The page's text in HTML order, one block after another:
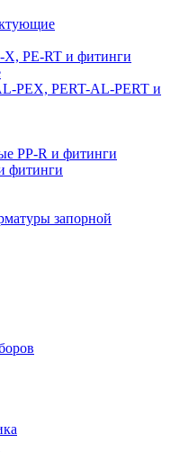
X, PE-RT и фитинги
PEX, PERT-AL-PERT и
PP-R и фитинги
фитинги
запорной